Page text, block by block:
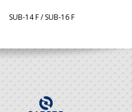
SUB-14 F / SUB-16 F
SUB-13 F / SUB-15 F